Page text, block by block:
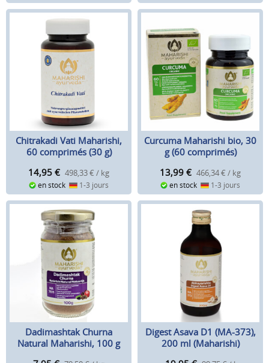
Chitrakadi Vati Maharishi,
60 comprimés (30 g)
14,95 € 498,33 € / kg
en stock 1-3 jours
Curcuma Maharishi bio, 30
g (60 comprimés)
13,99 € 466,34 € / kg
en stock 1-3 jours
Dadimashtak Churna
Natural Maharishi, 100 g
Digest Asava D1 (MA-373),
200 ml (Maharishi)